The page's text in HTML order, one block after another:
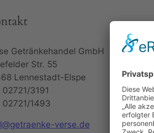
Getränkehandel GmbH
Str. 55
Lennestadt-Elspe
02721/3191
02721/1493
verse.de